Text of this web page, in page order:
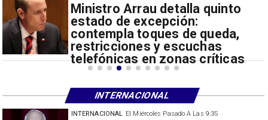
El Miércoles Pasado A Las 9:35
INTERNACIONAL
Ministro Arrau detalla quinto
estado de excepción:
contempla toques de queda,
restricciones y escuchas
telefónicas en zonas críticas
INTERNACIONAL